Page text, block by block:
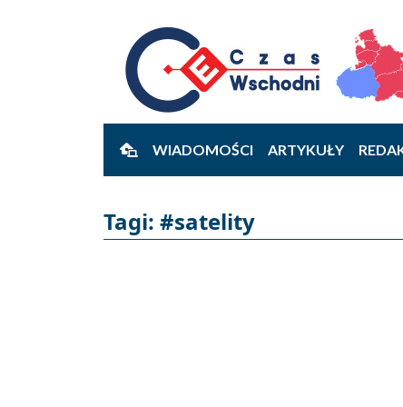
WIADOMOŚCI ARTYKUŁY
Tagi: #satelity